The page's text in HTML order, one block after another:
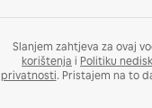
Slanjem zahtjeva za ovaj
korištenja i Politiku
privatnosti. Pristajem na to